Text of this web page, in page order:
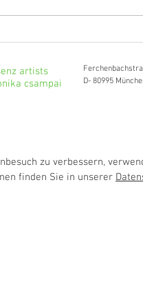
artists
csampai
D- 80995
zu verbessern,
finden Sie in unserer